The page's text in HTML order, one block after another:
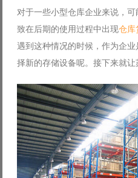
对于一些小型仓库企业来说，
致在后期的使用过程中出现仓库
遇到这种情况的时候，作为企
择新的存储设备呢。接下来就让
Log in with Facebook
Forgot your password?
Forgot your username?